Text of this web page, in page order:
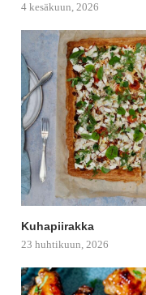
4 kesäkuun, 2026
Kuhapiirakka
23 huhtikuun, 2026